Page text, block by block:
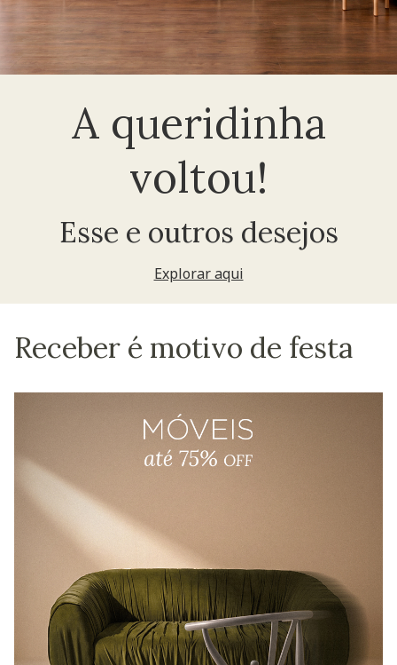
A queridinha
voltou!
Esse e outros desejos
Explorar aqui
Receber é motivo de festa